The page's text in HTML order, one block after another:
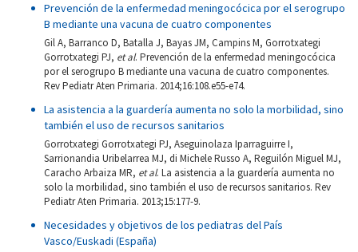
Prevención de la enfermedad meningocócica por el serogrupo
B mediante una vacuna de cuatro componentes
Gil A, Barranco D, Batalla J, Bayas JM, Campins M, Gorrotxategi
Gorrotxategi PJ, et al. Prevención de la enfermedad meningocócica
por el serogrupo B mediante una vacuna de cuatro componentes.
Rev Pediatr Aten Primaria. 2014;16:108.e55-e74.
La asistencia a la guardería aumenta no solo la morbilidad, sino
también el uso de recursos sanitarios
Gorrotxategi Gorrotxategi PJ, Aseguinolaza Iparraguirre I,
Sarrionandia Uribelarrea MJ, di Michele Russo A, Reguilón Miguel MJ,
Caracho Arbaiza MR, et al. La asistencia a la guardería aumenta no
solo la morbilidad, sino también el uso de recursos sanitarios. Rev
Pediatr Aten Primaria. 2013;15:177-9.
Necesidades y objetivos de los pediatras del País
Vasco/Euskadi (España)